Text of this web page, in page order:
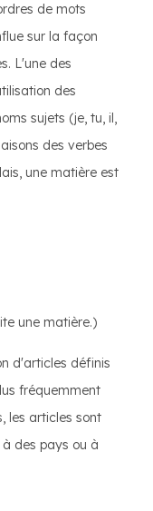
de mots
sur la façon
L'une des
des
sujets (je, tu, il,
des verbes
une matière est
une matière.)
d'articles définis
fréquemment
les articles sont
des pays ou à